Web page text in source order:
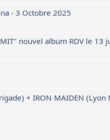
- 3 Octobre 2025
nouvel album RDV le
+ IRON MAIDEN